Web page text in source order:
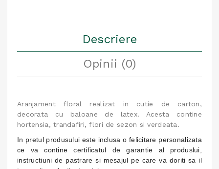
Descriere
Opinii (0)
Aranjament floral realizat in cutie de carton,
decorata cu baloane de latex. Acesta contine
hortensia, trandafiri, flori de sezon si verdeata.
In pretul produsului este inclusa o felicitare personalizata
ce va contine certificatul de garantie al produslui,
instructiuni de pastrare si mesajul pe care va doriti sa il